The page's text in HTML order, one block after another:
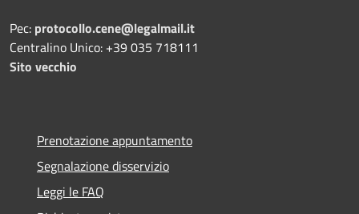
Pec: protocollo.cene@legalmail.it
Centralino Unico: +39 035 718111
Sito vecchio
Prenotazione appuntamento
Segnalazione disservizio
Leggi le FAQ